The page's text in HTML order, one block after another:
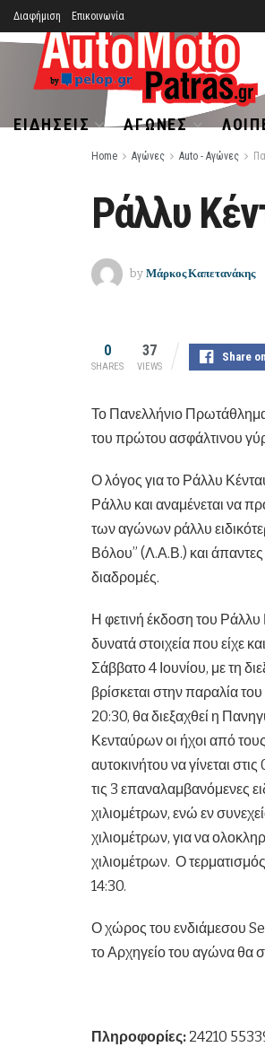
Διαφήμιση Επικοινωνία
ΕΙΔΉΣΕΙΣ ΑΓΏΝΕΣ
Home Αγώνες Auto - Αγώνες
Ράλλυ
by Μάρκος Καπετανάκης
0
SHARES
37
VIEWS
Share
Το Πανελλήνιο Πρωτάθλημα
του πρώτου ασφάλτινου
Ο λόγος για το Ράλλυ
Ράλλυ και αναμένεται να
των αγώνων ράλλυ
Βόλου” (Λ.Α.Β.) και
διαδρομές.
Η φετινή έκδοση του Ράλλυ
δυνατά στοιχεία που είχε
Σάββατο 4 Ιουνίου, με τη
βρίσκεται στην παραλία
20:30, θα διεξαχθεί η
Κενταύρων οι ήχοι από
αυτοκινήτου να γίνεται
τις 3 επαναλαμβανόμενες
χιλιομέτρων, ενώ εν
χιλιομέτρων, για να
χιλιομέτρων. Ο
14:30.
Ο χώρος του ενδιάμεσου
το Αρχηγείο του αγώνα θα
Πληροφορίες: 24210